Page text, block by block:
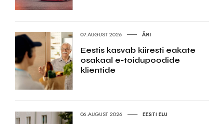
07.AUGUST 2026 ÄRI
Eestis kasvab kiiresti eakate
osakaal e-toidupoodide
klientide
06.AUGUST 2026 EESTI ELU